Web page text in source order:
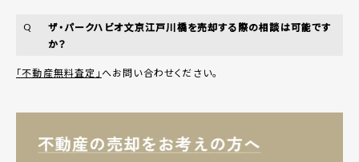
Q
ザ・パークハビオ文京江戸川橋を売却する際の相談は可能です
か？
「不動産無料査定」へお問い合わせください。